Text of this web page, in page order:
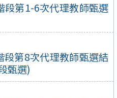
段第1-6次代理教師甄選
第8次代理教師甄選結
甄選)